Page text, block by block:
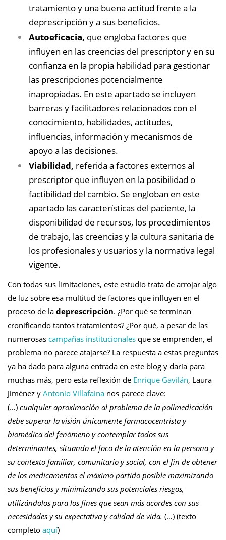
tratamiento y una buena actitud frente a la
deprescripción y a sus beneficios.
Autoeficacia, que engloba factores que
influyen en las creencias del prescriptor y en su
confianza en la propia habilidad para gestionar
las prescripciones potencialmente
inapropiadas. En este apartado se incluyen
barreras y facilitadores relacionados con el
conocimiento, habilidades, actitudes,
influencias, información y mecanismos de
apoyo a las decisiones.
Viabilidad, referida a factores externos al
prescriptor que influyen en la posibilidad o
factibilidad del cambio. Se engloban en este
apartado las características del paciente, la
disponibilidad de recursos, los procedimientos
de trabajo, las creencias y la cultura sanitaria de
los profesionales y usuarios y la normativa legal
vigente.
Con todas sus limitaciones, este estudio trata de arrojar algo
de luz sobre esa multitud de factores que influyen en el
proceso de la deprescripción. ¿Por qué se terminan
cronificando tantos tratamientos? ¿Por qué, a pesar de las
numerosas campañas institucionales que se emprenden, el
problema no parece atajarse? La respuesta a estas preguntas
ya ha dado para alguna entrada en este blog y daría para
muchas más, pero esta reflexión de Enrique Gavilán, Laura
Jiménez y Antonio Villafaina nos parece clave:
(…) cualquier aproximación al problema de la polimedicación
debe superar la visión únicamente farmacocentrista y
biomédica del fenómeno y contemplar todos sus
determinantes, situando el foco de la atención en la persona y
su contexto familiar, comunitario y social, con el fin de obtener
de los medicamentos el máximo partido posible maximizando
sus beneficios y minimizando sus potenciales riesgos,
utilizándolos para los fines que sean más acordes con sus
necesidades y su expectativa y calidad de vida. (…) (texto
completo aquí)